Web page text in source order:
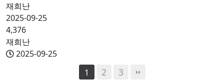
재희난
2025-09-25
4,376
재희난
2025-09-25
1
2 3